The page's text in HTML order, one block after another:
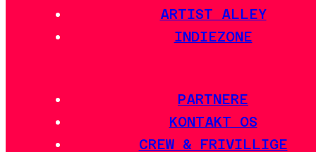
ARTIST ALLEY
INDIEZONE
PARTNERE
KONTAKT OS
CREW & FRIVILLIGE